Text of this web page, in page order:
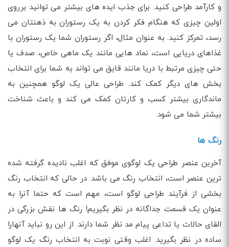
و کارآمد طراحی کنید. برای جذب ایده های بیشتر می توانید برروی
اولین چیزی که هنگام فکر کردن به یک رستوران به ذهنتان می
رسد، تمرکز کنید. به عنوان مثال، اگر رستوران شما یک رستوران با
غذاهای دریایی است، نماد هایی مانند یک ماهی خاص، صدف یا
حتی چیزی مرتبط با دریا مانند قایق می تواند به شما برای انتخاب
بخش های دیگر کمک کند. طراحی عالی یک لوگو همچنین به
ماندگاری بیشتر کسب و کارتان کمک می کند و باعث شناخت
بیشتر شما می شود.
رنگ ها
آخرین عنصر طراحی یک لوگوی موفق که اغلب نادیده گرفته شده
ترین عنصر است، انتخاب رنگ می باشد. در حالی که انتخاب رنگ
بخشی از فرآیند طراحی لوگو است، مهم است که حتما آنرا به
عنوان یک قسمت جداگانه در نظر بگیریم! رنگ ها نقش بزرگی در
القای حالات یا تداعی پیام مد نظر شما دارند. از این رو نباید آنهارا
ساده در نظر بگیرید. اغلب وقتی نوبت به انتخاب رنگ یک لوگو